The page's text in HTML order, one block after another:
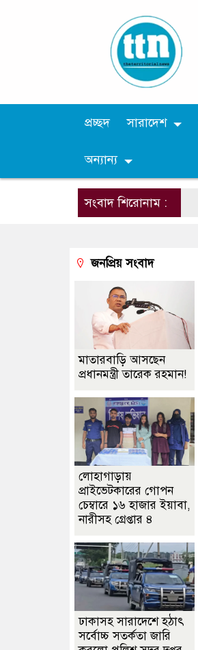
প্রচ্ছদ সারাদেশ
অন্যান্য
সংবাদ শিরোনাম :
জনপ্রিয় সংবাদ
মাতারবাড়ি আসছেন
প্রধানমন্ত্রী তারেক রহমান!
লোহাগাড়ায়
প্রাইভেটকারের গোপন
চেম্বারে ১৬ হাজার ইয়াবা,
নারীসহ গ্রেপ্তার ৪
ঢাকাসহ সারাদেশে হঠাৎ
সর্বোচ্চ সতর্কতা জা‌রি